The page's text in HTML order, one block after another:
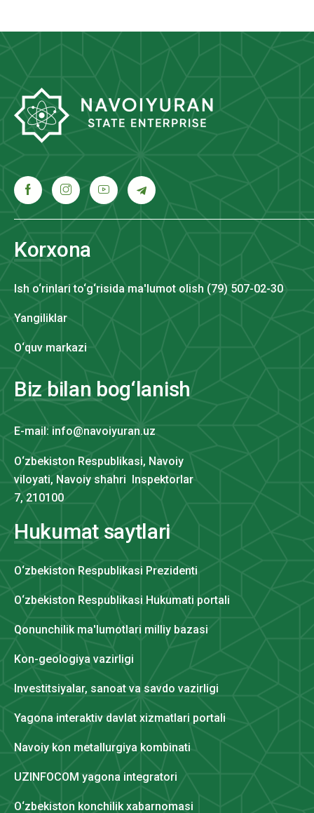
Korxona
Ish o‘rinlari to‘g‘risida ma'lumot olish (79) 507-02-30
Yangiliklar
O‘quv markazi
Biz bilan bog‘lanish
E-mail: info@navoiyuran.uz
O‘zbekiston Respublikasi, Navoiy
viloyati, Navoiy shahri Inspektorlar
7, 210100
Hukumat saytlari
O‘zbekiston Respublikasi Prezidenti
O‘zbekiston Respublikasi Hukumati portali
Qonunchilik ma'lumotlari milliy bazasi
Kon-geologiya vazirligi
Investitsiyalar, sanoat va savdo vazirligi
Yagona interaktiv davlat xizmatlari portali
Navoiy kon metallurgiya kombinati
UZINFOCOM yagona integratori
O‘zbekiston konchilik xabarnomasi